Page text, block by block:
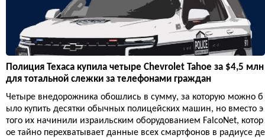
Полиция Техаса купила четыре Chevrolet Tahoe за $4,5 млн
для тотальной слежки за телефонами граждан
Четыре внедорожника обошлись в сумму, за которую можно б
ыло купить десятки обычных полицейских машин, но вместо э
того их начинили израильским оборудованием FalcoNet, котор
ое тайно перехватывает данные всех смартфонов в радиусе де